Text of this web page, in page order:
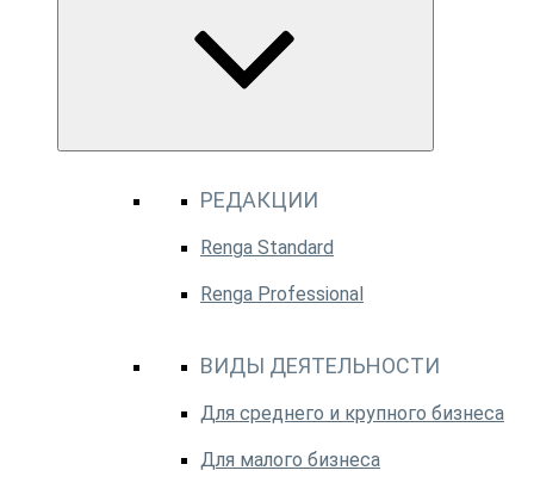
РЕДАКЦИИ
Renga Standard
Renga Professional
ВИДЫ ДЕЯТЕЛЬНОСТИ
Для среднего и крупного бизнеса
Для малого бизнеса